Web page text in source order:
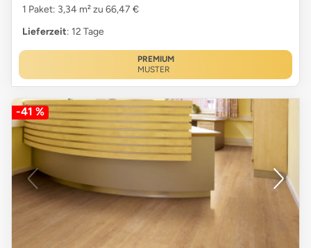
1 Paket: 3,34 m² zu 66,47 €
Lieferzeit: 12 Tage
PREMIUM
MUSTER
-41 %